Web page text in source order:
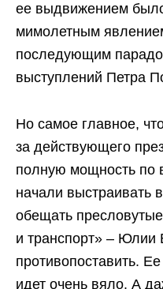
ее выдвижением
мимолетным
последующим
выступлений Петра
Но самое главное,
за действующего
полную мощность по
начали выстраивать
обещать
и транспорт» – Юлии
противопоставить.
идет очень вяло. А